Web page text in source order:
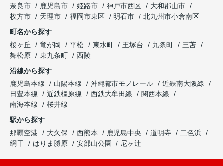
奈良市
鹿児島市 姫路市 神戸市西区
大和郡山市
枚方市
天理市 福岡市東区 明石市
北九州市小倉南区
町名から探す
桜ヶ丘
竜が岡 平松 東水町 王塚台 九条町
三苫
舞松原
東九条町
西陵
沿線から探す
鹿児島本線
山陽本線 沖縄都市モノレール
近鉄南大阪線
日豊本線
近鉄橿原線 西鉄大牟田線
関西本線
南海本線
桜井線
駅から探す
那覇空港
大久保 西熊本 鹿児島中央 道明寺
二色浜
網干
はりま勝原 安部山公園 尼ヶ辻